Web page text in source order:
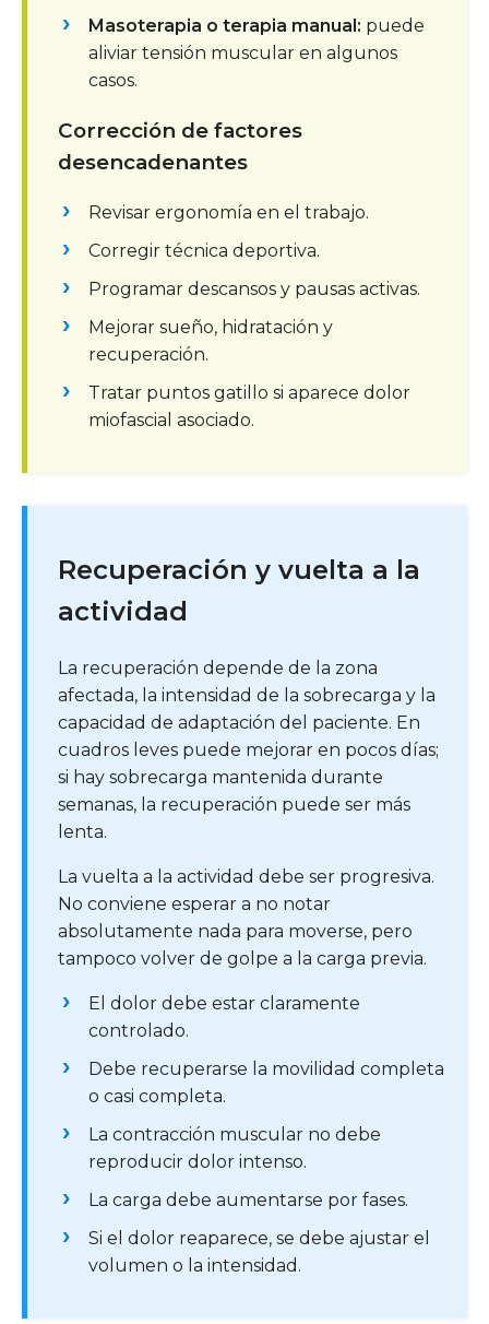
Masoterapia o terapia manual: puede
aliviar tensión muscular en algunos
casos.
Corrección de factores
desencadenantes
Revisar ergonomía en el trabajo.
Corregir técnica deportiva.
Programar descansos y pausas activas.
Mejorar sueño, hidratación y
recuperación.
Tratar puntos gatillo si aparece dolor
miofascial asociado.
Recuperación y vuelta a la
actividad
La recuperación depende de la zona
afectada, la intensidad de la sobrecarga y la
capacidad de adaptación del paciente. En
cuadros leves puede mejorar en pocos días;
si hay sobrecarga mantenida durante
semanas, la recuperación puede ser más
lenta.
La vuelta a la actividad debe ser progresiva.
No conviene esperar a no notar
absolutamente nada para moverse, pero
tampoco volver de golpe a la carga previa.
El dolor debe estar claramente
controlado.
Debe recuperarse la movilidad completa
o casi completa.
La contracción muscular no debe
reproducir dolor intenso.
La carga debe aumentarse por fases.
Si el dolor reaparece, se debe ajustar el
volumen o la intensidad.